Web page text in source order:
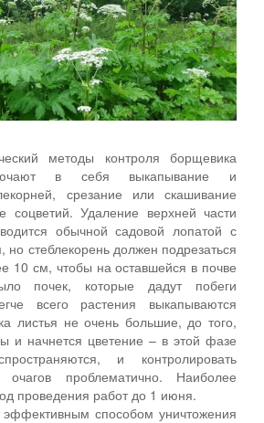
методы контроля борщевика
в себя выкапывание и
срезание или скашивание
соцветий. Удаление верхней части
обычной садовой лопатой с
но стеблекорень должен подрезаться
10 см, чтобы на оставшейся в почве
почек, которые дадут побеги
всего растения выкапываются
листья не очень большие, до того,
и начнется цветение – в этой фазе
и контролировать
проблематично. Наиболее
проведения работ до 1 июня.
способом уничтожения